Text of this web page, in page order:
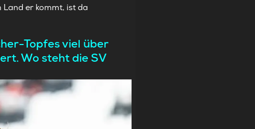
Land er kommt, ist da
Topfes viel über
Wo steht die SV